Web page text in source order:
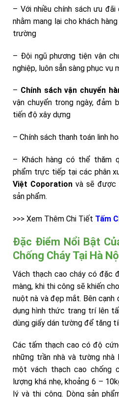
– Với nhiều chính sách ưu
nhằm mang lại cho khách
trường
– Đội ngũ phương tiện vận
nghiệp, luôn sẵn sàng phục vụ
– Chính sách vận chuyển
vận chuyển trong ngày, đảm
tiến độ xây dựng
– Chính sách thanh toán linh
– Khách hàng có thể thăm
phẩm trực tiếp tại các phân
Việt Coporation và sẽ được
sản phẩm.
>>> Xem Thêm Chi Tiết Tấm
Đặc Điểm Nổi Bật
Chống Cháy Tại Hà
Vách thạch cao cháy có đặc
màng, khi thi công sẽ khiến
nuột nà và đẹp mắt. Bên cạnh
dụng hình thức trang trí lên
dùng giấy dán tường để tăng
Các tấm thạch cao có độ
những trần nhà và tường
một vách thạch cao chống
lượng khá nhẹ, khoảng 6 –
lý và thi công. Dòng sản